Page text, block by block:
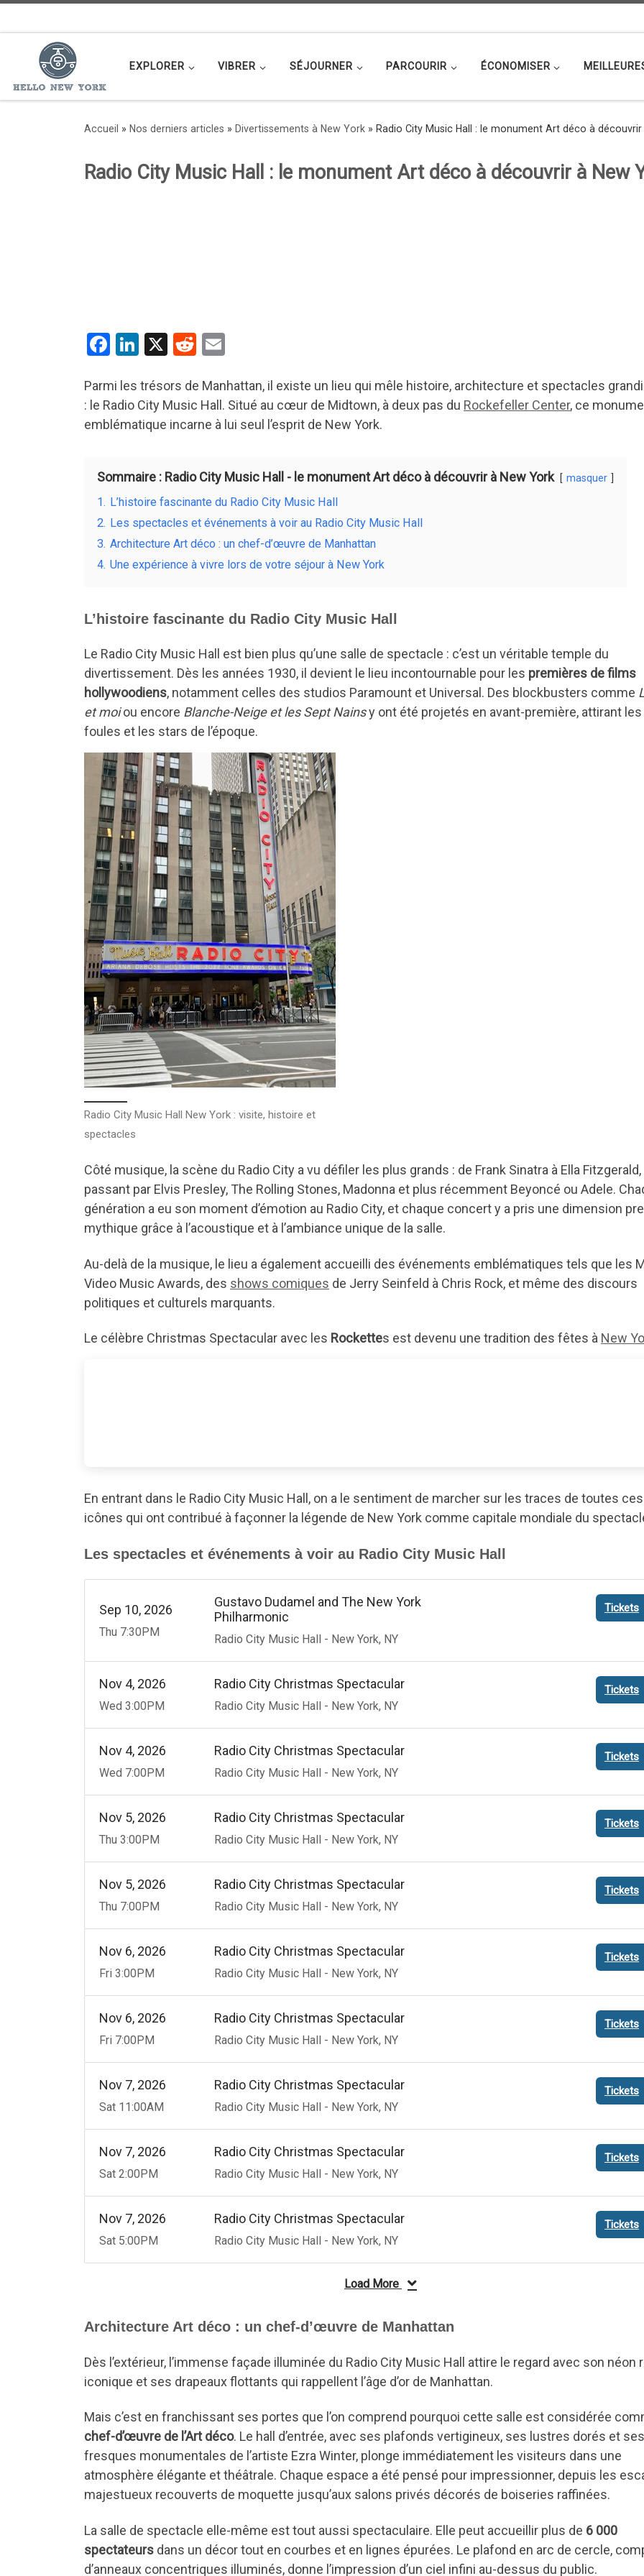
EXPLORER VIBRER SÉJOURNER PARCOURIR ÉCONOMISER
Accueil » Nos derniers articles » Divertissements à New York » Radio City Music Hall : le monument Art déco à
Radio City Music Hall : le monument Art déco à découvrir à New
F
ce
b
o
k
Li
ke
dI
n
X
R
d
di
t
ail
Parmi les trésors de Manhattan, il existe un lieu qui mêle histoire, architecture et spectacles
: le Radio City Music Hall. Situé au cœur de Midtown, à deux pas du Rockefeller Center, ce
emblématique incarne à lui seul l’esprit de New York.
Sommaire : Radio City Music Hall - le monument Art déco à découvrir à New York masquer
1. L’histoire fascinante du Radio City Music Hall
2. Les spectacles et événements à voir au Radio City Music Hall
3. Architecture Art déco : un chef-d’œuvre de Manhattan
4. Une expérience à vivre lors de votre séjour à New York
L’histoire fascinante du Radio City Music Hall
Le Radio City Music Hall est bien plus qu’une salle de spectacle : c’est un véritable temple du
divertissement. Dès les années 1930, il devient le lieu incontournable pour les premières de films
hollywoodiens, notamment celles des studios Paramount et Universal. Des blockbusters comme
et moiou encore Blanche-Neige et les Sept Nainsy ont été projetés en avant-première, attirant les
foules et les stars de l’époque.
Radio City Music Hall New York : visite, histoire et
spectacles
Côté musique, la scène du Radio City a vu défiler les plus grands : de Frank Sinatra à Ella Fitzgerald,
passant par Elvis Presley, The Rolling Stones, Madonna et plus récemment Beyoncé ou Adele.
génération a eu son moment d’émotion au Radio City, et chaque concert y a pris une dimension
mythique grâce à l’acoustique et à l’ambiance unique de la salle.
Au-delà de la musique, le lieu a également accueilli des événements emblématiques tels que les
Video Music Awards, des shows comiques de Jerry Seinfeld à Chris Rock, et même des discours
politiques et culturels marquants.
Le célèbre Christmas Spectacular avec les Rockettes est devenu une tradition des fêtes à New
En entrant dans le Radio City Music Hall, on a le sentiment de marcher sur les traces de toutes ces
icônes qui ont contribué à façonner la légende de New York comme capitale mondiale du
Les spectacles et événements à voir au Radio City Music Hall
Thu
Sep 10 2026
7:30PM
Gustavo Dudamel and The New York
Philharmonic
Radio City Music Hall New York NY
Wed
Nov 4 2026
3:00 PM
Radio City Christmas Spectacular
Radio City Music Hall New York NY
Wed
Nov 4 2026
7:00 PM
Radio City Christmas Spectacular
Radio City Music Hall New York NY
Thu
Nov 5 2026
3:00 PM
Radio City Christmas Spectacular
Radio City Music Hall New York NY
Thu
Nov 5 2026
7:00 PM
Radio City Christmas Spectacular
Radio City Music Hall New York NY
Fri
Nov 6 2026
3:00 PM
Radio City Christmas Spectacular
Radio City Music Hall New York NY
Fri
Nov 6 2026
7:00 PM
Radio City Christmas Spectacular
Radio City Music Hall New York NY
Sat
Nov 7 2026
11:00AM
Radio City Christmas Spectacular
Radio City Music Hall New York NY
Sat
Nov 7 2026
2:00 PM
Radio City Christmas Spectacular
Radio City Music Hall New York NY
Sat
Nov 7 2026
5:00 PM
Radio City Christmas Spectacular
Radio City Music Hall New York NY
Load More
Architecture Art déco : un chef-d’œuvre de Manhattan
Dès l’extérieur, l’immense façade illuminée du Radio City Music Hall attire le regard avec son néon
iconique et ses drapeaux flottants qui rappellent l’âge d’or de Manhattan.
Mais c’est en franchissant ses portes que l’on comprend pourquoi cette salle est considérée
chef-d’œuvre de l’Art déco. Le hall d’entrée, avec ses plafonds vertigineux, ses lustres dorés et ses
fresques monumentales de l’artiste Ezra Winter, plonge immédiatement les visiteurs dans une
atmosphère élégante et théâtrale. Chaque espace a été pensé pour impressionner, depuis les
majestueux recouverts de moquette jusqu’aux salons privés décorés de boiseries raffinées.
La salle de spectacle elle-même est tout aussi spectaculaire. Elle peut accueillir plus de 6 000
spectateurs dans un décor tout en courbes et en lignes épurées. Le plafond en arc de cercle,
d’anneaux concentriques illuminés, donne l’impression d’un ciel infini au-dessus du public.